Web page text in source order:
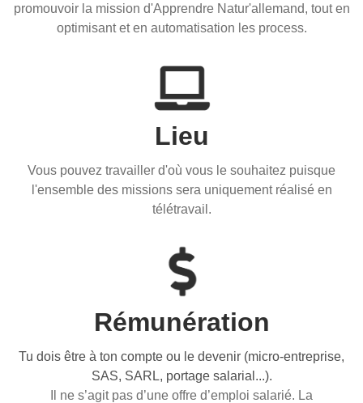
promouvoir la mission d'Apprendre Natur'allemand, tout en
optimisant et en automatisation les process.
Lieu
Vous pouvez travailler d'où vous le souhaitez puisque
l'ensemble des missions sera uniquement réalisé en
télétravail.
Rémunération
Tu dois être à ton compte ou le devenir (micro-entreprise,
SAS, SARL, portage salarial...).
Il ne s’agit pas d’une offre d’emploi salarié. La